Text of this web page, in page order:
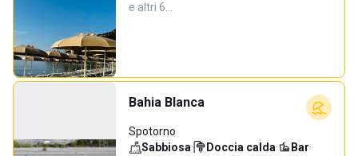
e altri 6…
Bahia Blanca
Spotorno
Sabbiosa· Doccia calda· Bar·